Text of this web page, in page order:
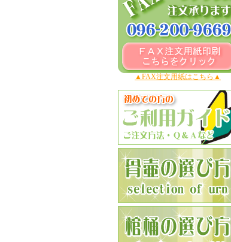
▲FAX注文用紙はこちら▲